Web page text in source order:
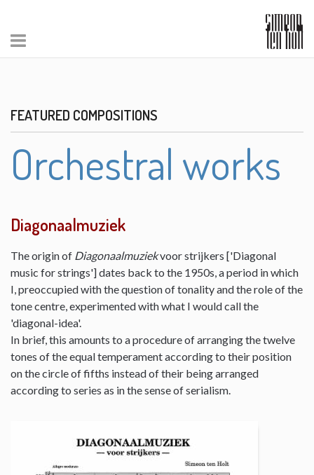
FEATURED COMPOSITIONS
Orchestral works
Diagonaalmuziek
The origin of Diagonaalmuziekvoor strijkers ['Diagonal
music for strings'] dates back to the 1950s, a period in which
I, preoccupied with the question of tonality and the role of the
tone centre, experimented with what I would call the
'diagonal-idea'.
In brief, this amounts to a procedure of arranging the twelve
tones of the equal temperament according to their position
on the circle of fifths instead of their being arranged
according to series as in the sense of serialism.